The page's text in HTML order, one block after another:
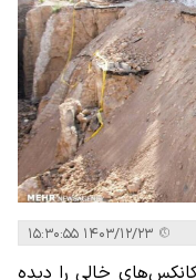
خالی را دیده